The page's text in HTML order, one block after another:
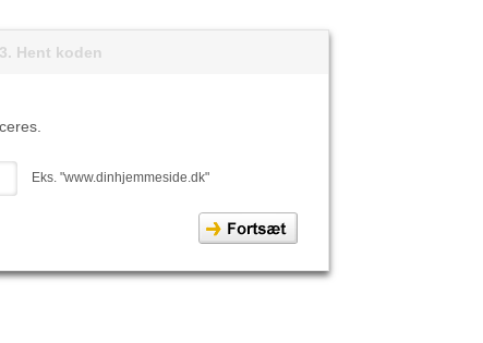
3. Hent koden
Eks. "www.dinhjemmeside.dk"